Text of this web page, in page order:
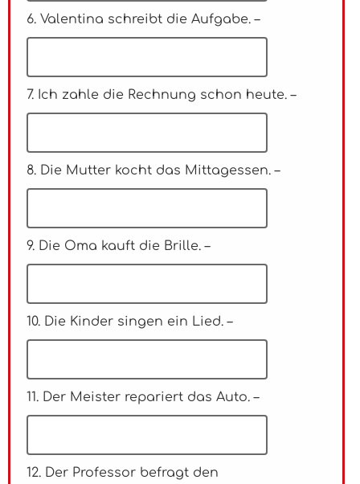
6. Valentina schreibt die Aufgabe. –
7. Ich zahle die Rechnung schon heute. –
8. Die Mutter kocht das Mittagessen. –
9. Die Oma kauft die Brille. –
10. Die Kinder singen ein Lied. –
11. Der Meister repariert das Auto. –
12. Der Professor befragt den